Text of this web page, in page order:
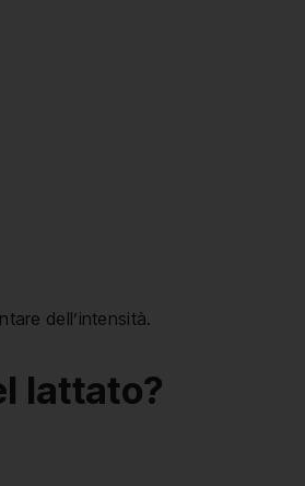
dell’intensità.
lattato?